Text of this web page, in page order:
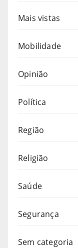
Mais vistas
Mobilidade
Opinião
Política
Região
Religião
Saúde
Segurança
Sem categoria